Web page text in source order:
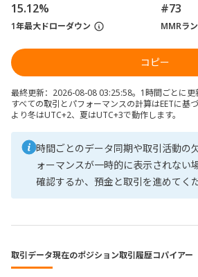
15.12%
1年最大ドローダウン
#73
MMRラ
コピー
最終更新：2026-08-08 03:25:58。1時間ごとに更
すべての取引とパフォーマンスの計算はEETに基
より冬はUTC+2、夏はUTC+3で動作します。
時間ごとのデータ同期や取引活動の
ォーマンスが一時的に表示されない
確認するか、預金と取引を進めてく
取引データ現在のポジション取引履歴コパイアー